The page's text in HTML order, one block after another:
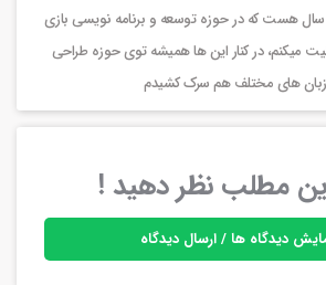
سال هست که در حوزه توسعه و برنامه نویسی بازی
میکنم، در کنار این ها همیشه توی حوزه طراحی
های مختلف هم سرک کشیدم
این مطلب نظر دهید !
دیدگاه ها / ارسال دیدگاه